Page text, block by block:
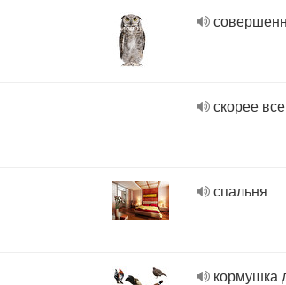
скорее
спальня
кормушка